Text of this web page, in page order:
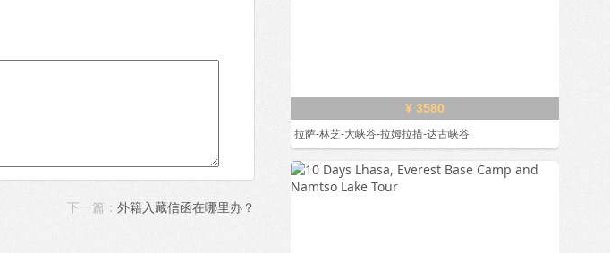
下一篇： 外籍入藏信函在哪里办？
¥ 3580
拉萨-林芝-大峡谷-拉姆拉措-达古峡谷